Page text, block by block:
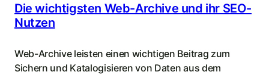
Die wichtigsten Web-Archive und ihr SEO-
Nutzen
Web-Archive leisten einen wichtigen Beitrag zum
Sichern und Katalogisieren von Daten aus dem